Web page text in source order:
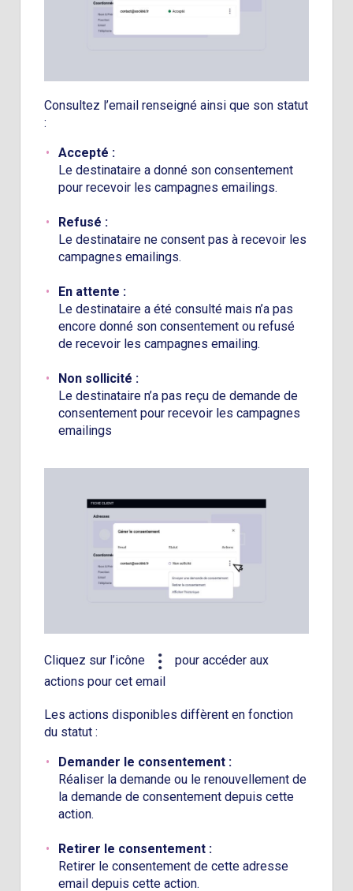
Consultez l’email renseigné ainsi que son statut
:
Accepté :
Le destinataire a donné son consentement
pour recevoir les campagnes emailings.
Refusé :
Le destinataire ne consent pas à recevoir les
campagnes emailings.
En attente :
Le destinataire a été consulté mais n’a pas
encore donné son consentement ou refusé
de recevoir les campagnes emailing.
Non sollicité :
Le destinataire n’a pas reçu de demande de
consentement pour recevoir les campagnes
emailings
Cliquez sur l’icône
pour accéder aux
actions pour cet email
Les actions disponibles diffèrent en fonction
du statut :
Demander le consentement :
Réaliser la demande ou le renouvellement de
la demande de consentement depuis cette
action.
Retirer le consentement :
Retirer le consentement de cette adresse
email depuis cette action.